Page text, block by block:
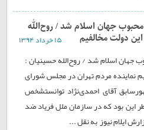
جهان اسلام شد / روح‌الله
دولت مخالفیم ۱۵ خرداد ۱۳۹۴
جهان اسلام شد / روح‌الله حسینیان :
نماینده مردم تهران در مجلس شورای
آقای احمدی‌نژاد توانستشخص
این بود که در سازمان ملل فریاد ضد
ایلام نیوز به نقل ...